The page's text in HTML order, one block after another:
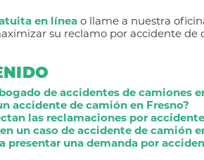
en línea o llame a nuestra
su reclamo por accidente de
de accidentes de camiones
accidente de camión en Fresno?
las reclamaciones por
un caso de accidente de camión
presentar una demanda por